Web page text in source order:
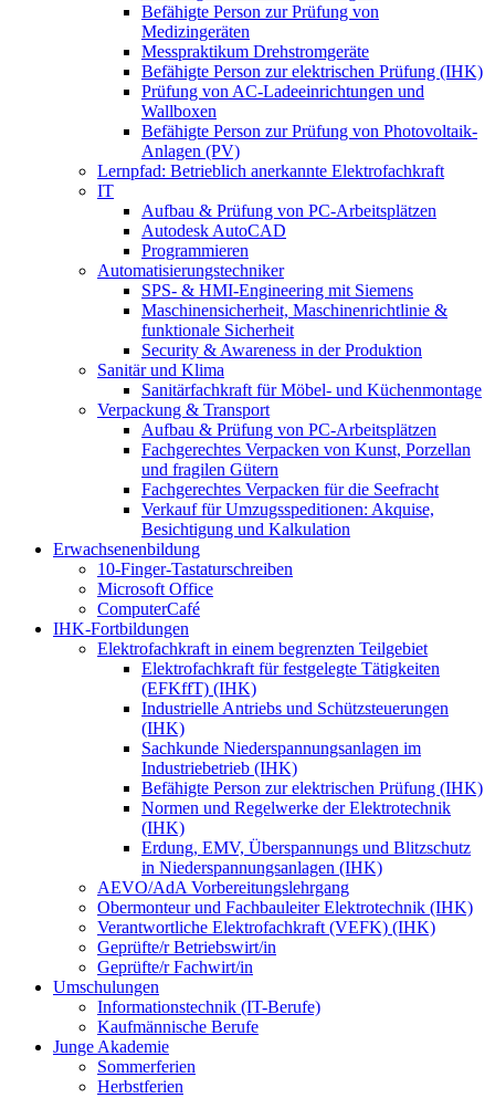
Befähigte Person zur Prüfung von
Medizingeräten
Messpraktikum Drehstromgeräte
Befähigte Person zur elektrischen Prüfung (IHK)
Prüfung von AC-Ladeeinrichtungen und
Wallboxen
Befähigte Person zur Prüfung von Photovoltaik-
Anlagen (PV)
Lernpfad: Betrieblich anerkannte Elektrofachkraft
IT
Aufbau & Prüfung von PC-Arbeitsplätzen
Autodesk AutoCAD
Programmieren
Automatisierungstechniker
SPS‑ & HMI‑Engineering mit Siemens
Maschinensicherheit, Maschinenrichtlinie &
funktionale Sicherheit
Security & Awareness in der Produktion
Sanitär und Klima
Sanitärfachkraft für Möbel- und Küchenmontage
Verpackung & Transport
Aufbau & Prüfung von PC-Arbeitsplätzen
Fachgerechtes Verpacken von Kunst, Porzellan
und fragilen Gütern
Fachgerechtes Verpacken für die Seefracht
Verkauf für Umzugsspeditionen: Akquise,
Besichtigung und Kalkulation
Erwachsenenbildung
10-Finger-Tastaturschreiben
Microsoft Office
ComputerCafé
IHK-Fortbildungen
Elektrofachkraft in einem begrenzten Teilgebiet
Elektrofachkraft für festgelegte Tätigkeiten
(EFKffT) (IHK)
Industrielle Antriebs und Schützsteuerungen
(IHK)
Sachkunde Niederspannungsanlagen im
Industriebetrieb (IHK)
Befähigte Person zur elektrischen Prüfung (IHK)
Normen und Regelwerke der Elektrotechnik
(IHK)
Erdung, EMV, Überspannungs und Blitzschutz
in Niederspannungsanlagen (IHK)
AEVO/AdA Vorbereitungslehrgang
Obermonteur und Fachbauleiter Elektrotechnik (IHK)
Verantwortliche Elektrofachkraft (VEFK) (IHK)
Geprüfte/r Betriebswirt/in
Geprüfte/r Fachwirt/in
Umschulungen
Informationstechnik (IT-Berufe)
Kaufmännische Berufe
Junge Akademie
Sommerferien
Herbstferien